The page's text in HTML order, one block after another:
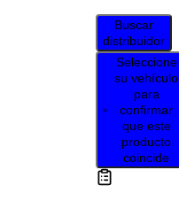
Buscar
distribuidor
Seleccione
su vehículo
para
confirmar
que este
producto
coincide